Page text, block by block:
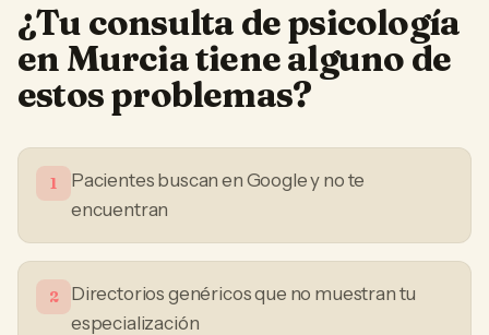
¿Tu consulta de psicología
en Murciatiene alguno de
estos problemas?
1
Pacientes buscan en Google y no te
encuentran
2
Directorios genéricos que no muestran tu
especialización